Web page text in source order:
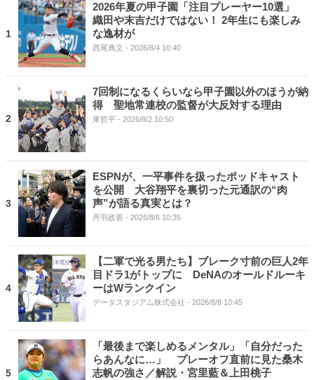
1
2026年夏の甲子園「注目プレーヤー10選」
織田や末吉だけではない！ 2年生にも楽しみ
な逸材が
西尾典文 - 2026/8/4 10:40
2
7回制になるくらいなら甲子園以外のほうが納
得 聖地常連校の監督が大反対する理由
東哲平 - 2026/8/2 10:50
3
ESPNが、一平事件を扱ったポッドキャスト
を公開 大谷翔平を裏切った元通訳の“肉
声”が語る真実とは？
丹羽政善 - 2026/8/6 10:35
4
【二軍で光る男たち】ブレーク寸前の巨人2年
目ドラ1がトップに DeNAのオールドルーキ
ーはWランクイン
データスタジアム株式会社 - 2026/8/8 10:45
5
「最後まで楽しめるメンタル」「自分だった
らあんなに…」 プレーオフ直前に見た桑木
志帆の強さ／解説・宮里藍＆上田桃子